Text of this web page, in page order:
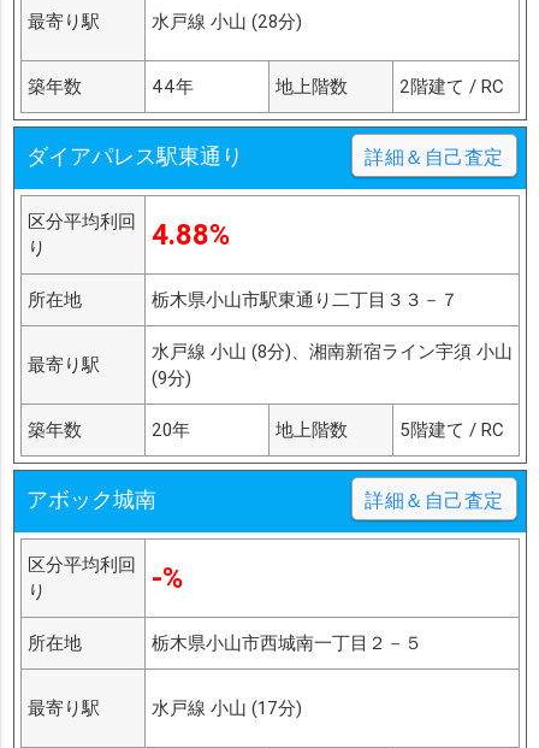
最寄り駅 水戸線 小山 (28分)
築年数 44年 地上階数 2階建て / RC
ダイアパレス駅東通り 詳細＆自己査定
区分平均利回
り
4.88%
所在地 栃木県小山市駅東通り二丁目３３－７
最寄り駅
水戸線 小山 (8分)、湘南新宿ライン宇須 小山
(9分)
築年数 20年 地上階数 5階建て / RC
アボック城南 詳細＆自己査定
区分平均利回
り
-%
所在地 栃木県小山市西城南一丁目２－５
最寄り駅 水戸線 小山 (17分)